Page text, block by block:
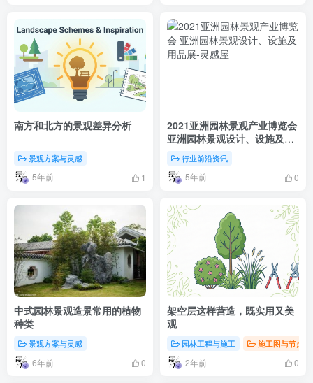
南方和北方的景观差异分析
景观方案与灵感
5年前 1
2021亚洲园林景观产业博览会
亚洲园林景观设计、设施及用
行业前沿资讯
5年前 0
中式园林景观造景常用的植物
种类
景观方案与灵感
6年前 0
架空层这样营造，既实用又美
观
园林工程与施工 施工图与节点
2年前 0